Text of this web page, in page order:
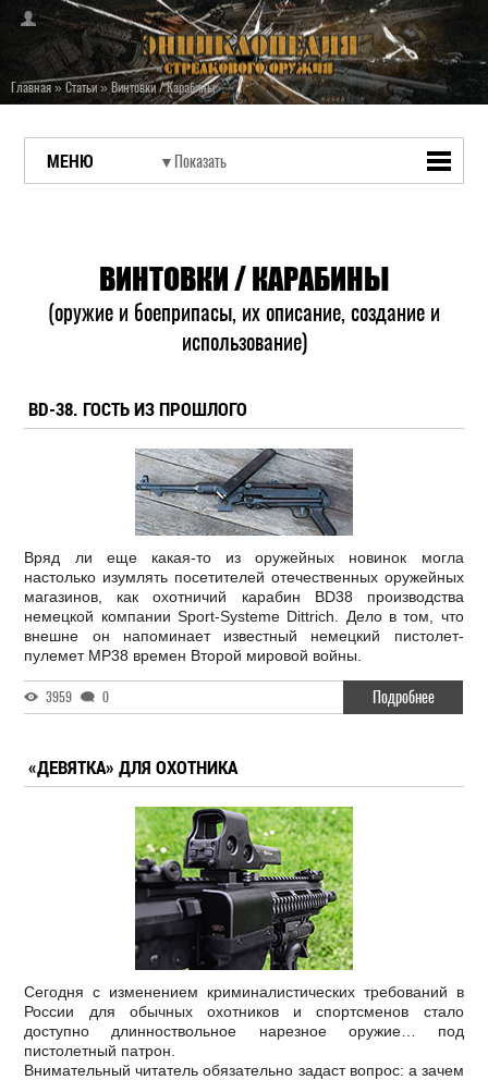
Главная»Статьи»Винтовки / Карабины
МЕНЮ
ВИНТОВКИ / КАРАБИНЫ
(оружие и боеприпасы, их описание, создание и
использование)
BD-38. ГОСТЬ ИЗ ПРОШЛОГО
Вряд ли еще какая-то из оружейных новинок могла
настолько изумлять посетителей отечественных оружейных
магазинов, как охотничий карабин BD38 производства
немецкой компании Sport-Systeme Dittrich. Дело в том, что
внешне он напоминает известный немецкий пистолет-
пулемет MP38 времен Второй мировой войны.
3959 0 Подробнее
«ДЕВЯТКА» ДЛЯ ОХОТНИКА
Сегодня с изменением криминалистических требований в
России для обычных охотников и спортсменов стало
доступно длинноствольное нарезное оружие… под
пистолетный патрон.
Внимательный читатель обязательно задаст вопрос: а зачем